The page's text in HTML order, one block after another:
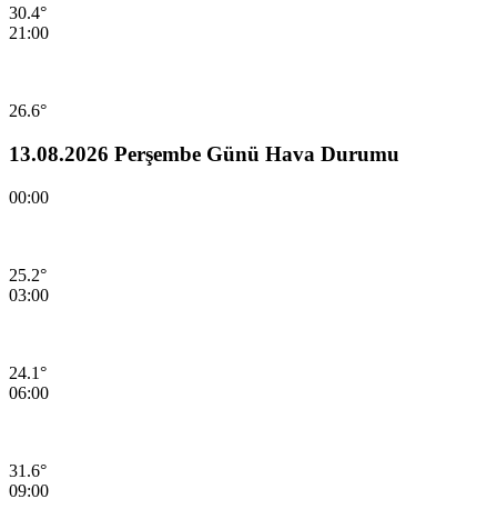
30.4°
21:00
26.6°
13.08.2026 Perşembe Günü Hava Durumu
00:00
25.2°
03:00
24.1°
06:00
31.6°
09:00